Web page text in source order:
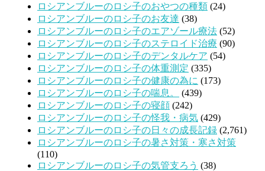
ロシアンブルーのロシ子のおやつの種類 (24)
ロシアンブルーのロシ子のお友達 (38)
ロシアンブルーのロシ子のエアゾール療法 (52)
ロシアンブルーのロシ子のステロイド治療 (90)
ロシアンブルーのロシ子のデンタルケア (54)
ロシアンブルーのロシ子の体重測定 (335)
ロシアンブルーのロシ子の健康の為に (173)
ロシアンブルーのロシ子の喘息。
(439)
ロシアンブルーのロシ子の寝顔 (242)
ロシアンブルーのロシ子の怪我・病気 (429)
ロシアンブルーのロシ子の日々の成長記録 (2,761)
ロシアンブルーのロシ子の暑さ対策・寒さ対策
(110)
ロシアンブルーのロシ子の気管支ろう (38)